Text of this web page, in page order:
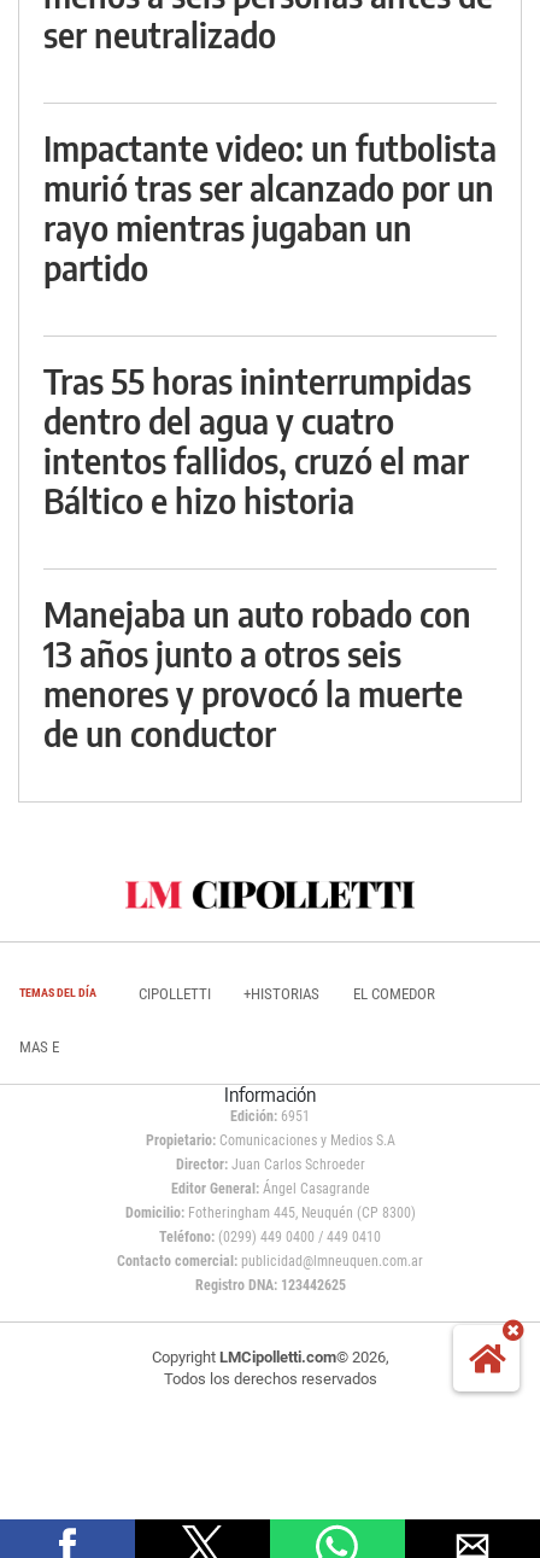
ser neutralizado
Impactante video: un futbolista
murió tras ser alcanzado por un
rayo mientras jugaban un
partido
Tras 55 horas ininterrumpidas
dentro del agua y cuatro
intentos fallidos, cruzó el mar
Báltico e hizo historia
Manejaba un auto robado con
13 años junto a otros seis
menores y provocó la muerte
de un conductor
TEMAS DEL DÍA CIPOLLETTI +HISTORIAS EL COMEDOR
MAS E
Información
Edición: 6951
Propietario:Comunicaciones y Medios S.A
Director: Juan Carlos Schroeder
Editor General:Ángel Casagrande
Domicilio:Fotheringham 445, Neuquén (CP 8300)
Teléfono: (0299) 449 0400 / 449 0410
Contacto comercial: publicidad@lmneuquen.com.ar
Registro DNA: 123442625
Copyright LMCipolletti.com© 2026,
Todos los derechos reservados